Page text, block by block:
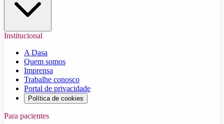
Institucional
A Dasa
Quem somos
Imprensa
Trabalhe conosco
Portal de privacidade
Política de cookies
Para pacientes